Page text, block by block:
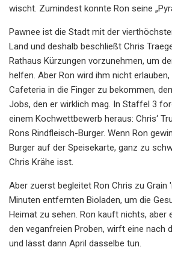
wischt. Zumindest konnte Ron seine
Pawnee ist die Stadt mit der
Land und deshalb beschließt Chris
Rathaus Kürzungen vorzunehmen, um
helfen. Aber Ron wird ihm nicht
Cafeteria in die Finger zu bekommen,
Jobs, den er wirklich mag. In Staffel 3
einem Kochwettbewerb heraus: Chris‘
Rons Rindfleisch-Burger. Wenn Ron
Burger auf der Speisekarte, ganz zu
Chris Krähe isst.
Aber zuerst begleitet Ron Chris zu Grain
Minuten entfernten Bioladen, um die
Heimat zu sehen. Ron kauft nichts, aber
den veganfreien Proben, wirft eine nach
und lässt dann April dasselbe tun.